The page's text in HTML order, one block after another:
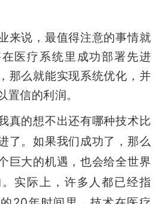
来说，最值得注意的事情就
医疗系统里成功部署先进
那么就能实现系统优化，并
置信的利润。
真的想不出还有哪种技术比
了。如果我们成功了，那么
巨大的机遇，也会给全世界
实际上，许多人都已经指